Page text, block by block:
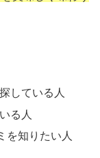
している人
る人
を知りたい人